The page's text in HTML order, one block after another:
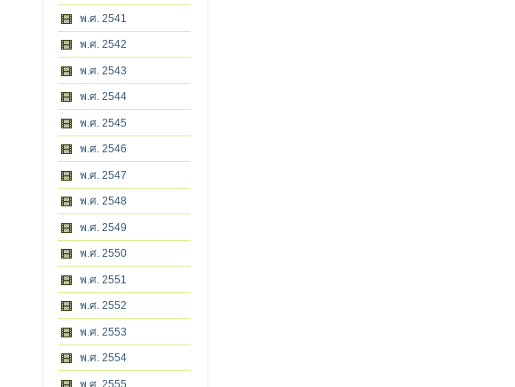
พ.ศ. 2541
พ.ศ. 2542
พ.ศ. 2543
พ.ศ. 2544
พ.ศ. 2545
พ.ศ. 2546
พ.ศ. 2547
พ.ศ. 2548
พ.ศ. 2549
พ.ศ. 2550
พ.ศ. 2551
พ.ศ. 2552
พ.ศ. 2553
พ.ศ. 2554
พ.ศ. 2555